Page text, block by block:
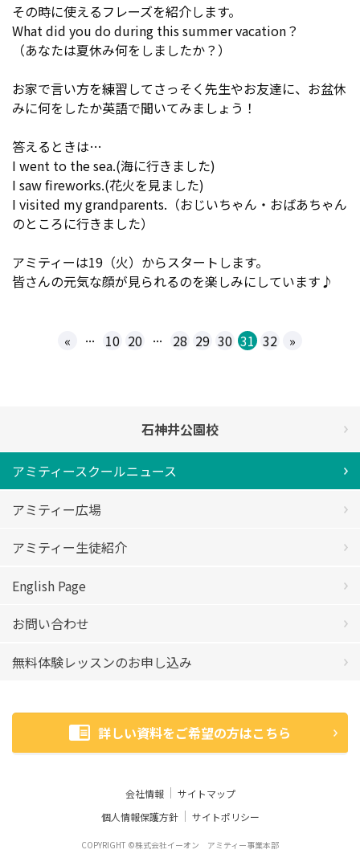
その時に使えるフレーズを紹介します。
What did you do during this summer vacation？
（あなたは夏休み何をしましたか？）
お家で言い方を練習してさっそく先生やお友達に、お盆休
みに何をしたか英語で聞いてみましょう！
答えるときは…
I went to the sea.(海に行きました)
I saw fireworks.(花火を見ました)
I visited my grandparents.（おじいちゃん・おばあちゃん
のところに行きました）
アミティーは19（火）からスタートします。
皆さんの元気な顔が見られるのを楽しみにしています♪
« ... 10 20 ... 28 29 30 31 32 »
石神井公園校
アミティースクールニュース
アミティー広場
アミティー生徒紹介
English Page
お問い合わせ
無料体験レッスンのお申し込み
詳しい資料をご希望の方はこちら
会社情報
サイトマップ
個人情報保護方針
サイトポリシー
COPYRIGHT ©株式会社イーオン アミティー事業本部